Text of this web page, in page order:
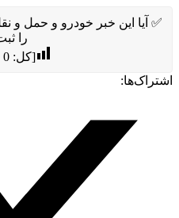
✅ آیا این خبر خودرو و حمل و
را
[کل:0
اشتراک‌ها: